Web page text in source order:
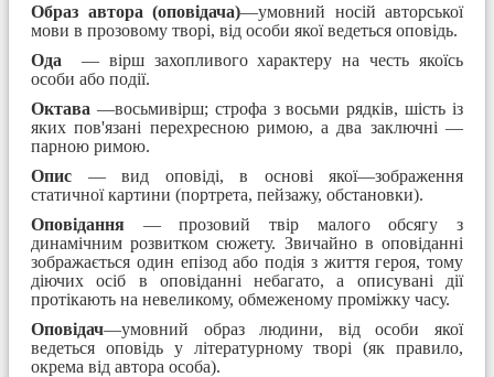
Образ автора (оповідача)—умовний носій авторської
мови в прозовому творі, від особи якої ведеться оповідь.
Ода
— вірш захопливого характеру на честь якоїсь
особи або події.
Октава —восьмивірш; строфа з восьми рядків, шість із
яких пов'язані перехресною римою, а два заключні —
парною римою.
Опис — вид оповіді, в основі якої—зображення
статичної картини (портрета, пейзажу, обстановки).
Оповідання — прозовий твір малого обсягу з
динамічним розвитком сюжету. Звичайно в оповіданні
зображається один епізод або подія з життя героя, тому
діючих осіб в оповіданні небагато, а описувані дії
протікають на невеликому, обмеженому проміжку часу.
Оповідач—умовний образ людини, від особи якої
ведеться оповідь у літературному творі (як правило,
окрема від автора особа).